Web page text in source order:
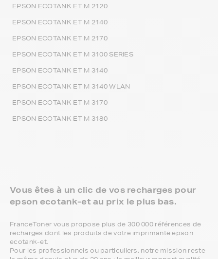
EPSON ECOTANK ET M 2120
EPSON ECOTANK ET M 2140
EPSON ECOTANK ET M 2170
EPSON ECOTANK ET M 3100 SERIES
EPSON ECOTANK ET M 3140
EPSON ECOTANK ET M 3140 WLAN
EPSON ECOTANK ET M 3170
EPSON ECOTANK ET M 3180
Vous êtes à un clic de vos recharges pour
epson ecotank-et au prix le plus bas.
FranceToner vous propose plus de 300 000 références de
recharges dont les produits de votre imprimante epson
ecotank-et.
Pour les professionnels ou particuliers, notre mission reste